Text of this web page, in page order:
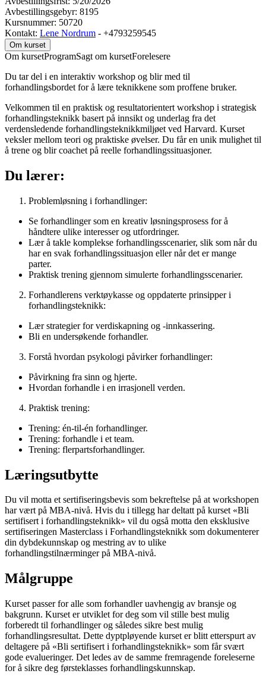
Avbestillingsgebyr: 8195
Kursnummer: 50720
Kontakt: Lene Nordrum - +4793259545
Om kurset
Om kursetProgramSagt om kursetForelesere
Du tar del i en interaktiv workshop og blir med til
forhandlingsbordet for å lære teknikkene som proffene bruker.
Velkommen til en praktisk og resultatorientert workshop i strategisk
forhandlingsteknikk basert på innsikt og underlag fra det
verdensledende forhandlingsteknikkmiljøet ved Harvard. Kurset
veksler mellom teori og praktiske øvelser. Du får en unik mulighet til
å trene og blir coachet på reelle forhandlingssituasjoner.
Du lærer:
Problemløsning i forhandlinger:
Se forhandlinger som en kreativ løsningsprosess for å
håndtere ulike interesser og utfordringer.
Lær å takle komplekse forhandlingsscenarier, slik som når du
har en svak forhandlingssituasjon eller når det er mange
parter.
Praktisk trening gjennom simulerte forhandlingsscenarier.
Forhandlerens verktøykasse og oppdaterte prinsipper i
forhandlingsteknikk:
Lær strategier for verdiskapning og -innkassering.
Bli en undersøkende forhandler.
Forstå hvordan psykologi påvirker forhandlinger:
Påvirkning fra sinn og hjerte.
Hvordan forhandle i en irrasjonell verden.
Praktisk trening:
Trening: én-til-én forhandlinger.
Trening: forhandle i et team.
Trening: flerpartsforhandlinger.
Læringsutbytte
Du vil motta et sertifiseringsbevis som bekreftelse på at workshopen
har vært på MBA-nivå. Hvis du i tillegg har deltatt på kurset «Bli
sertifisert i forhandlingsteknikk» vil du også motta den eksklusive
sertifiseringen Masterclass i Forhandlingsteknikk som dokumenterer
din dybdekunnskap og mestring av to ulike
forhandlingstilnærminger på MBA-nivå.
Målgruppe
Kurset passer for alle som forhandler uavhengig av bransje og
bakgrunn. Kurset er utviklet for deg som vil stille best mulig
forberedt til forhandlinger og således sikre best mulig
forhandlingsresultat. Dette dyptpløyende kurset er blitt etterspurt av
deltagere på «Bli sertifisert i forhandlingsteknikk» som får svært
gode evalueringer. Det ledes av de samme fremragende foreleserne
for å sikre deg førsteklasses forhandlingskunnskap.